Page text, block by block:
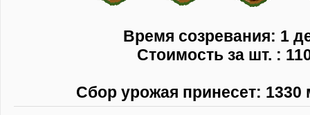
Время созревания: 1
Стоимость за шт. :
Сбор урожая принесет: 1330